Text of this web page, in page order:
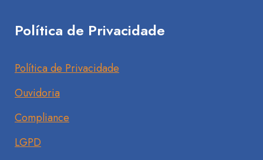
Política de Privacidade
Política de Privacidade
Ouvidoria
Compliance
LGPD